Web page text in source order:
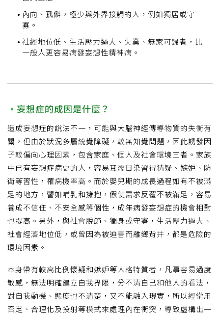
內向、孤僻，極少與外界接觸的人，例如獨居或守
寡。
社經地位低、生活壓力過大、失業、無家可歸者，比
一般人更容易病發妄想性精神病。
妄想症的成因是什麼？
造成妄想症的說法不一，可能與大腦神經傳導物質的失衡有
關，但由於狀況多屬統覺障礙，較無知覺問題，因此誘發因
子較偏向心理因素，包含家庭、個人及社會環境三者。家族
中已有妄想症病史的人，容易耳濡目染習得猜疑、嫉妒、防
衛等習性，罹病機率高。而於嬰兒期的成長過程如有不被滿
足的地方，譬如哺乳和擁抱，假使需求反覆不被滿足，容易
養成不信任、不安全感等個性，成年病發妄想症的機會相對
也提高。另外，與社會脫節、獨身或守寡，生活壓力過大、
社會經濟地位低，或曾因為被迫害而離鄉背井，都是危險的
環境因素。
本身帶有較高比例懷疑和嫉妒等人格特質者，凡事容易過度
敏感，無法明確建立自我界限，分不清自己和他人的看法，
對自我動機、態度也不清楚，又不能融入現實，所以經常用
否定、合理化及投射等模式來處理內在衝突，導致虛構出一